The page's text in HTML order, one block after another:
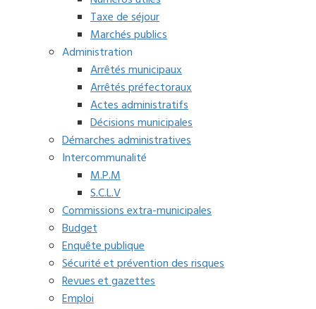
Taxe de séjour
Marchés publics
Administration
Arrêtés municipaux
Arrêtés préfectoraux
Actes administratifs
Décisions municipales
Démarches administratives
Intercommunalité
M.P.M
S.C.L.V
Commissions extra-municipales
Budget
Enquête publique
Sécurité et prévention des risques
Revues et gazettes
Emploi